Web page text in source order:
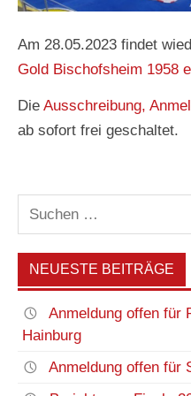
Am 28.05.2023 findet
Gold Bischofsheim 1958
DieAusschreibung,
ab sofort frei geschaltet.
NEUESTE BEITRÄGE
Anmeldung offen für
Hainburg
Anmeldung offen für